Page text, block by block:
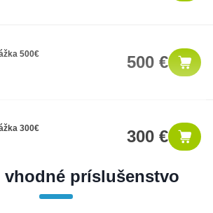
500€ 500 €
300€ 300 €
vhodné príslušenstvo